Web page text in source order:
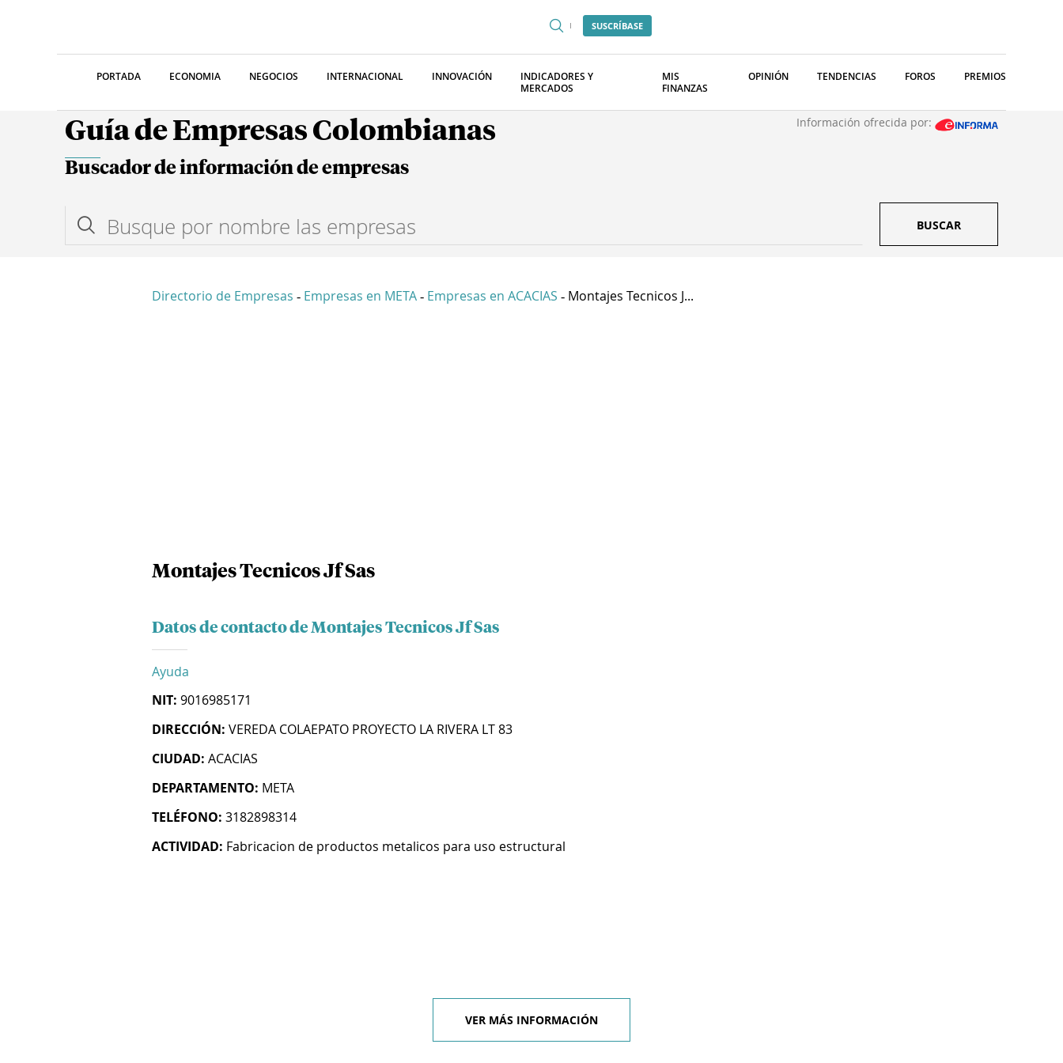
SUSCRÍBASE
PORTADA ECONOMIA NEGOCIOS INTERNACIONAL INNOVACIÓN
INDICADORES Y
MERCADOS
MIS
FINANZAS
OPINIÓN TENDENCIAS FOROS PREMIOS
Guía de Empresas Colombianas Información ofrecida por:
Buscador de información de empresas
BUSCAR
Directorio de Empresas - Empresas en META - Empresas en ACACIAS - Montajes Tecnicos J...
Montajes Tecnicos Jf Sas
Datos de contacto de Montajes Tecnicos Jf Sas
Ayuda
NIT: 9016985171
DIRECCIÓN: VEREDA COLAEPATO PROYECTO LA RIVERA LT 83
CIUDAD: ACACIAS
DEPARTAMENTO: META
TELÉFONO: 3182898314
ACTIVIDAD: Fabricacion de productos metalicos para uso estructural
VER MÁS INFORMACIÓN